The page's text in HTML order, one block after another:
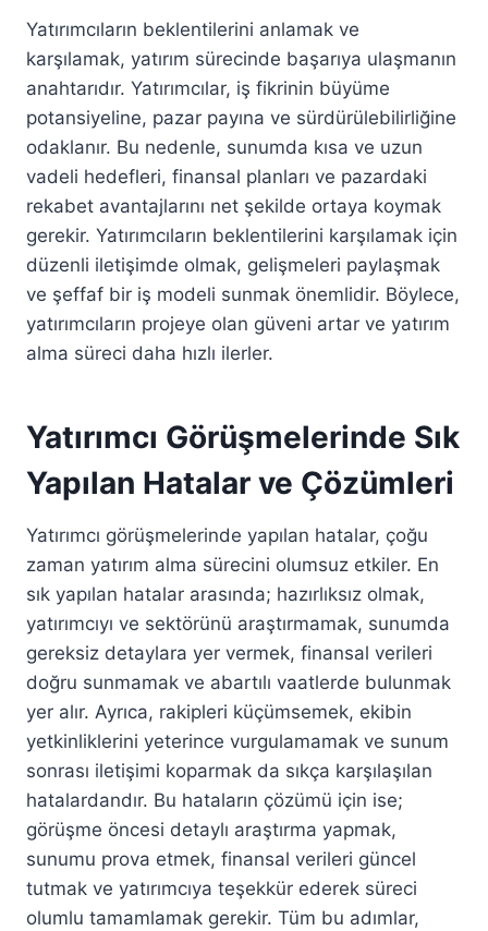
Yatırımcıların beklentilerini anlamak ve
karşılamak, yatırım sürecinde başarıya ulaşmanın
anahtarıdır. Yatırımcılar, iş fikrinin büyüme
potansiyeline, pazar payına ve sürdürülebilirliğine
odaklanır. Bu nedenle, sunumda kısa ve uzun
vadeli hedefleri, finansal planları ve pazardaki
rekabet avantajlarını net şekilde ortaya koymak
gerekir. Yatırımcıların beklentilerini karşılamak için
düzenli iletişimde olmak, gelişmeleri paylaşmak
ve şeffaf bir iş modeli sunmak önemlidir. Böylece,
yatırımcıların projeye olan güveni artar ve yatırım
alma süreci daha hızlı ilerler.
Yatırımcı Görüşmelerinde Sık
Yapılan Hatalar ve Çözümleri
Yatırımcı görüşmelerinde yapılan hatalar, çoğu
zaman yatırım alma sürecini olumsuz etkiler. En
sık yapılan hatalar arasında; hazırlıksız olmak,
yatırımcıyı ve sektörünü araştırmamak, sunumda
gereksiz detaylara yer vermek, finansal verileri
doğru sunmamak ve abartılı vaatlerde bulunmak
yer alır. Ayrıca, rakipleri küçümsemek, ekibin
yetkinliklerini yeterince vurgulamamak ve sunum
sonrası iletişimi koparmak da sıkça karşılaşılan
hatalardandır. Bu hataların çözümü için ise;
görüşme öncesi detaylı araştırma yapmak,
sunumu prova etmek, finansal verileri güncel
tutmak ve yatırımcıya teşekkür ederek süreci
olumlu tamamlamak gerekir. Tüm bu adımlar,